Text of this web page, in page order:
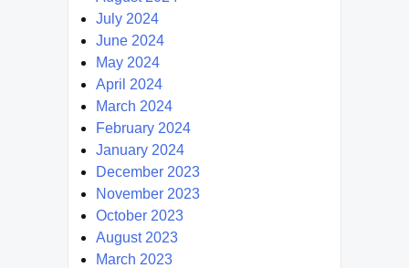
July 2024
June 2024
May 2024
April 2024
March 2024
February 2024
January 2024
December 2023
November 2023
October 2023
August 2023
March 2023